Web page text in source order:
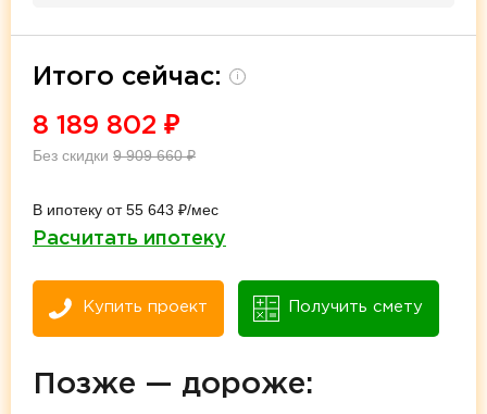
Итого сейчас: i
8 189 802 ₽
Без скидки 9 909 660₽
В ипотеку от 55 643 ₽/мес
Расчитать ипотеку
Купить проект Получить смету
Позже — дороже: